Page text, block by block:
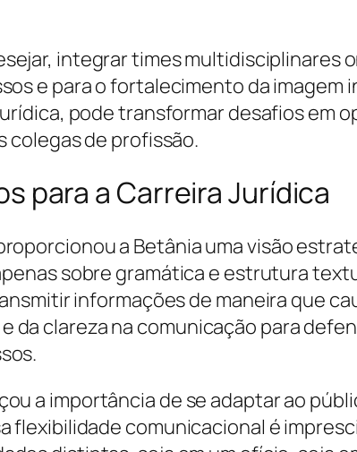
integrar times multidisciplinares
e para o fortalecimento da imagem
pode transformar desafios em
colegas de profissão.
para a Carreira Jurídica
a Betânia uma visão
sobre gramática e estrutura
informações de maneira que
da clareza na comunicação para
a importância de se adaptar ao
flexibilidade comunicacional é